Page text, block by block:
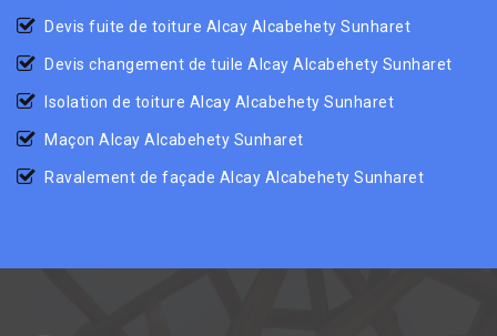
Devis fuite de toiture Alcay Alcabehety Sunharet
Devis changement de tuile Alcay Alcabehety Sunharet
Isolation de toiture Alcay Alcabehety Sunharet
Maçon Alcay Alcabehety Sunharet
Ravalement de façade Alcay Alcabehety Sunharet